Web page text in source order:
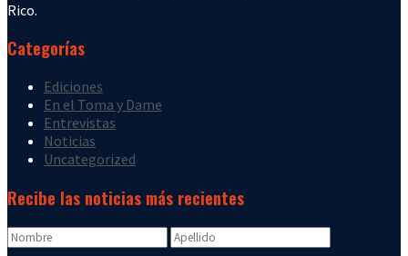
Rico.
Categorías
Ediciones
En el Toma y Dame
Entrevistas
Noticias
Uncategorized
Recibe las noticias más recientes